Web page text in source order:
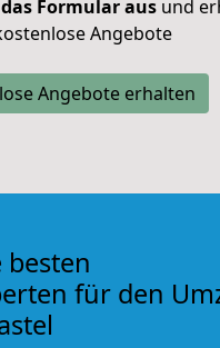
Formular ausund
Angebote
Angebote erhalten
für den